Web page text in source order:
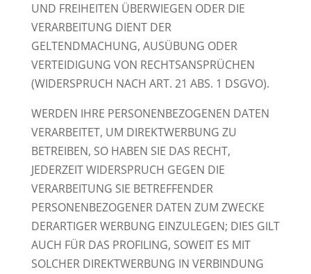
UND FREIHEITEN ÜBERWIEGEN ODER DIE
VERARBEITUNG DIENT DER
GELTENDMACHUNG, AUSÜBUNG ODER
VERTEIDIGUNG VON RECHTSANSPRÜCHEN
(WIDERSPRUCH NACH ART. 21 ABS. 1 DSGVO).
WERDEN IHRE PERSONENBEZOGENEN DATEN
VERARBEITET, UM DIREKTWERBUNG ZU
BETREIBEN, SO HABEN SIE DAS RECHT,
JEDERZEIT WIDERSPRUCH GEGEN DIE
VERARBEITUNG SIE BETREFFENDER
PERSONENBEZOGENER DATEN ZUM ZWECKE
DERARTIGER WERBUNG EINZULEGEN; DIES GILT
AUCH FÜR DAS PROFILING, SOWEIT ES MIT
SOLCHER DIREKTWERBUNG IN VERBINDUNG